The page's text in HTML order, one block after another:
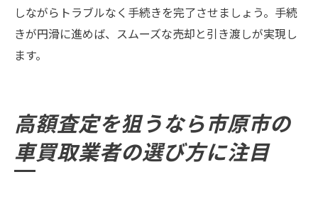
業者選びで重視すべき最重要ポイント
査定前に知っておくべき準備事項
め
しながらトラブルなく手続きを完了させましょう。手続
きが円滑に進めば、スムーズな売却と引き渡しが実現し
ます。
高額査定を狙うなら市原市の
車買取業者の選び方に注目